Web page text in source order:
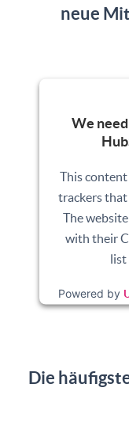
neue
We
This
trackers that
The
with their
list
Powered by
Die